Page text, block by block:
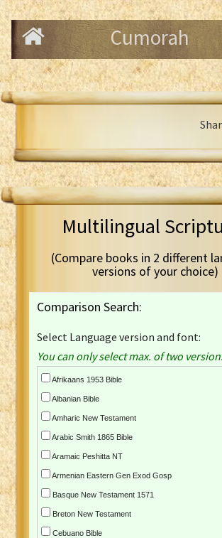
Cumorah
Multilingual
(Compare books in 2 different
versions of your choice)
Comparison Search:
Select Language version and font:
You can only select max. of two
Afrikaans 1953 Bible
Albanian Bible
Amharic New Testament
Arabic Smith 1865 Bible
Aramaic Peshitta NT
Armenian Eastern Gen Exod Gosp
Basque New Testament 1571
Breton New Testament
Cebuano Bible